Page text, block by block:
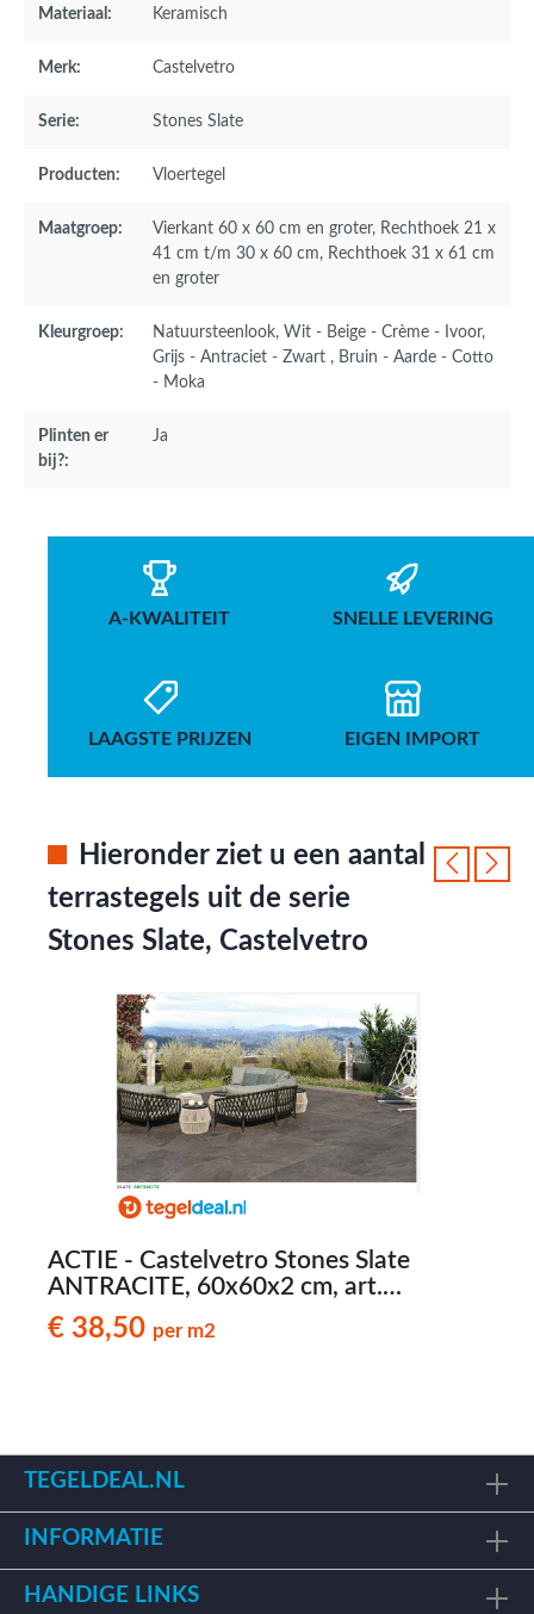
Materiaal: Keramisch
Merk: Castelvetro
Serie: Stones Slate
Producten: Vloertegel
Maatgroep: Vierkant 60 x 60 cm en groter, Rechthoek 21 x
41 cm t/m 30 x 60 cm, Rechthoek 31 x 61 cm
en groter
Kleurgroep: Natuursteenlook, Wit - Beige - Crème - Ivoor,
Grijs - Antraciet - Zwart , Bruin - Aarde - Cotto
- Moka
Plinten er
bij?:
Ja
A-KWALITEIT SNELLE LEVERING
LAAGSTE PRIJZEN EIGEN IMPORT
Hieronder ziet u een aantal
terrastegels uit de serie
Stones Slate, Castelvetro
ACTIE - Castelvetro Stones Slate
ANTRACITE, 60x60x2 cm, art.
XSL60R7, leisteen-look terrastegels - €
38,50 per m2
€ 38,50 per m2
TEGELDEAL.NL
INFORMATIE
HANDIGE LINKS